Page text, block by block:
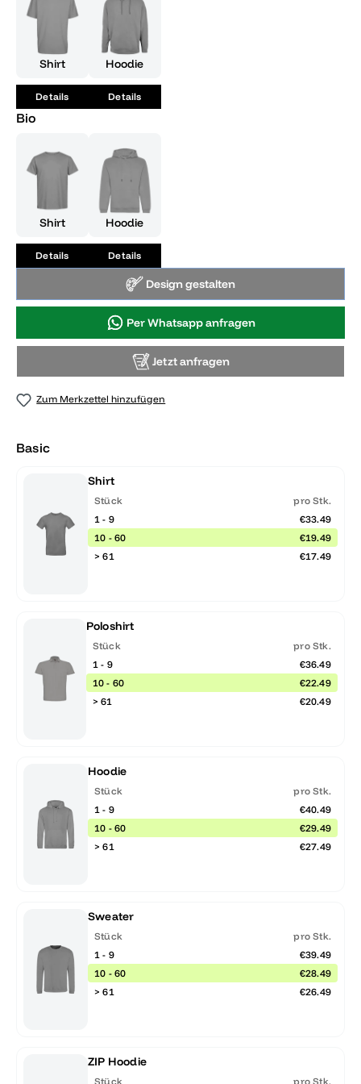
deinen Abschluss zelebrierst!
Shirt
Details
Hoodie
Details
Bio
Shirt
Details
Hoodie
Details
Design gestalten
Per Whatsapp anfragen
Jetzt anfragen
Zum Merkzettel hinzufügen
Basic
Shirt
Stück
pro Stk.
1 - 9
€33.49
10 - 60
€19.49
> 61
€17.49
Poloshirt
Stück
pro Stk.
1 - 9
€36.49
10 - 60
€22.49
> 61
€20.49
Hoodie
Stück
pro Stk.
1 - 9
€40.49
10 - 60
€29.49
> 61
€27.49
Sweater
Stück
pro Stk.
1 - 9
€39.49
10 - 60
€28.49
> 61
€26.49
ZIP Hoodie
Stück pro Stk.